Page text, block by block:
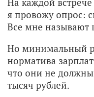
я провожу опрос:
Все мне называют
Но минимальный
норматива
что они не
тысяч рублей.